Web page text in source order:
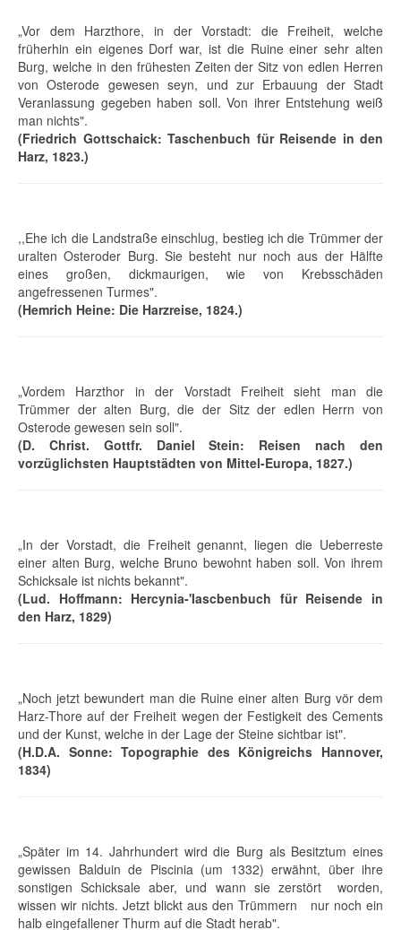
„Vor dem Harzthore, in der Vorstadt: die Freiheit, welche
früherhin ein eigenes Dorf war, ist die Ruine einer sehr alten
Burg, welche in den frühesten Zeiten der Sitz von edlen Herren
von Osterode gewesen seyn, und zur Erbauung der Stadt
Veranlassung gegeben haben soll. Von ihrer Entstehung weiß
man nichts".
(Friedrich Gottschaick: Taschenbuch für Reisende in den
Harz, 1823.)
,,Ehe ich die Landstraße einschlug, bestieg ich die Trümmer der
uralten Osteroder Burg. Sie besteht nur noch aus der Hälfte
eines großen, dickmaurigen, wie von Krebsschäden
angefressenen Turmes".
(Hemrich Heine: Die Harzreise, 1824.)
„Vordem Harzthor in der Vorstadt Freiheit sieht man die
Trümmer der alten Burg, die der Sitz der edlen Herrn von
Osterode gewesen sein soll".
(D. Christ. Gottfr. Daniel Stein: Reisen nach den
vorzüglichsten Hauptstädten von Mittel-Europa, 1827.)
„In der Vorstadt, die Freiheit genannt, liegen die Ueberreste
einer alten Burg, welche Bruno bewohnt haben soll. Von ihrem
Schicksale ist nichts bekannt".
(Lud. Hoffmann: Hercynia-'Iascbenbuch für Reisende in
den Harz, 1829)
„Noch jetzt bewundert man die Ruine einer alten Burg vör dem
Harz-Thore auf der Freiheit wegen der Festigkeit des Cements
und der Kunst, welche in der Lage der Steine sichtbar ist".
(H.D.A. Sonne: Topographie des Königreichs Hannover,
1834)
„Später im 14. Jahrhundert wird die Burg als Besitztum eines
gewissen Balduin de Piscinia (um 1332) erwähnt, über ihre
sonstigen Schicksale aber, und wann sie zerstört worden,
wissen wir nichts. Jetzt blickt aus den Trümmern nur noch ein
halb eingefallener Thurm auf die Stadt herab".